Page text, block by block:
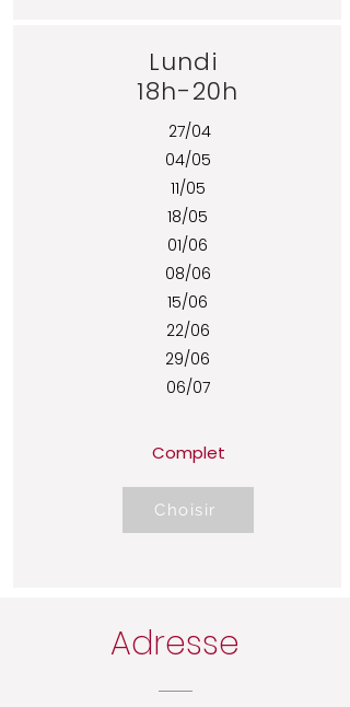
Lundi
18h-20h
27/04
04/05
11/05
18/05
01/06
08/06
15/06
22/06
29/06
06/07
Complet
Choisir
Adresse